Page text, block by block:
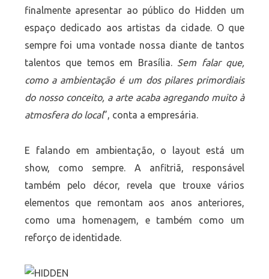
finalmente apresentar ao público do Hidden um
espaço dedicado aos artistas da cidade. O que
sempre foi uma vontade nossa diante de tantos
talentos que temos em Brasília. Sem falar que,
como a ambientação é um dos pilares primordiais
do nosso conceito, a arte acaba agregando muito à
atmosfera do local”, conta a empresária.
E falando em ambientação, o layout está um
show, como sempre. A anfitriã, responsável
também pelo décor, revela que trouxe vários
elementos que remontam aos anos anteriores,
como uma homenagem, e também como um
reforço de identidade.